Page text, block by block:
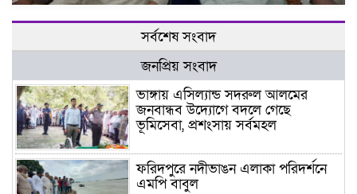
সর্বশেষ সংবাদ
জনপ্রিয় সংবাদ
ভাঙ্গায় এসিল্যান্ড সদরুল আলমের
জনবান্ধব উদ্যোগে বদলে গেছে
ভূমিসেবা, প্রশংসায় সর্বমহল
ফরিদপুরে নদীভাঙন এলাকা পরিদর্শনে
এমপি বাবুল